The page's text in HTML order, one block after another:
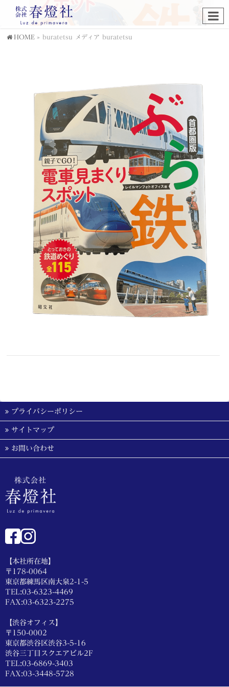
HOME » buratetsu メディア buratetsu
プライバシーポリシー
サイトマップ
お問い合わせ
【本社所在地】
〒178-0064
東京都練馬区南大泉2-1-5
TEL:03-6323-4469
FAX:03-6323-2275
【渋谷オフィス】
〒150-0002
東京都渋谷区渋谷3-5-16
渋谷三丁目スクエアビル2F
TEL:03-6869-3403
FAX:03-3448-5728